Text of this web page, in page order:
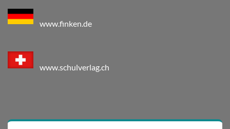
www.finken.de
www.schulverlag.ch